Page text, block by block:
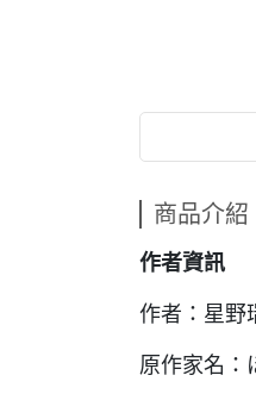
商品介紹
作者資訊
作者：星野
原作家名：